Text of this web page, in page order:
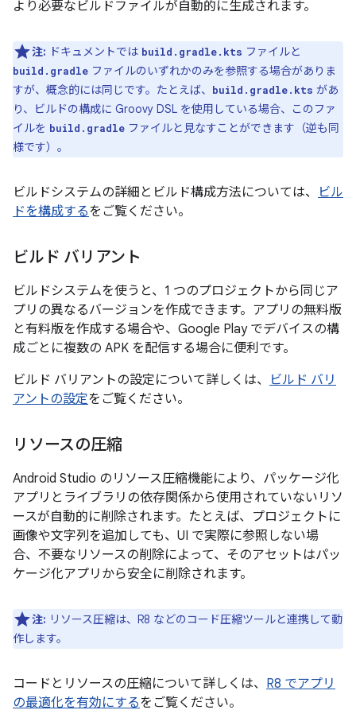
より必要なビルドファイルが自動的に生成されます。
注: ドキュメントでは build.gradle.kts ファイルと
build.gradle ファイルのいずれかのみを参照する場合がありま
すが、概念的には同じです。たとえば、
build.gradle.kts があ
り、ビルドの構成に Groovy DSL を使用している場合、このファ
イルを build.gradle ファイルと見なすことができます（逆も同
様です）。
ビルドシステムの詳細とビルド構成方法については、
ビル
ドを構成するをご覧ください。
ビルド バリアント
ビルドシステムを使うと、1 つのプロジェクトから同じア
プリの異なるバージョンを作成できます。アプリの無料版
と有料版を作成する場合や、Google Play でデバイスの構
成ごとに複数の APK を配信する場合に便利です。
ビルド バリアントの設定について詳しくは、
ビルド バリ
アントの設定をご覧ください。
リソースの圧縮
Android Studio のリソース圧縮機能により、パッケージ化
アプリとライブラリの依存関係から使用されていないリソ
ースが自動的に削除されます。たとえば、プロジェクトに
画像や文字列を追加しても、UI で実際に参照しない場
合、不要なリソースの削除によって、そのアセットはパッ
ケージ化アプリから安全に削除されます。
注: リソース圧縮は、R8 などのコード圧縮ツールと連携して動
作します。
コードとリソースの圧縮について詳しくは、 R8 でアプリ
の最適化を有効にするをご覧ください。